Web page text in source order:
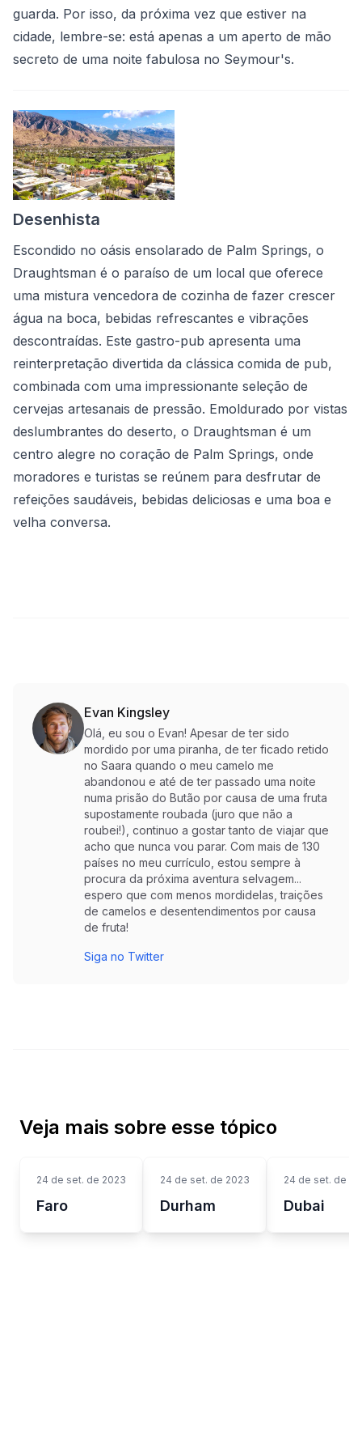
guarda. Por isso, da próxima vez que estiver na
cidade, lembre-se: está apenas a um aperto de mão
secreto de uma noite fabulosa no Seymour's.
Desenhista
Escondido no oásis ensolarado de Palm Springs, o
Draughtsman é o paraíso de um local que oferece
uma mistura vencedora de cozinha de fazer crescer
água na boca, bebidas refrescantes e vibrações
descontraídas. Este gastro-pub apresenta uma
reinterpretação divertida da clássica comida de pub,
combinada com uma impressionante seleção de
cervejas artesanais de pressão. Emoldurado por vistas
deslumbrantes do deserto, o Draughtsman é um
centro alegre no coração de Palm Springs, onde
moradores e turistas se reúnem para desfrutar de
refeições saudáveis, bebidas deliciosas e uma boa e
velha conversa.
Evan Kingsley
Olá, eu sou o Evan! Apesar de ter sido
mordido por uma piranha, de ter ficado retido
no Saara quando o meu camelo me
abandonou e até de ter passado uma noite
numa prisão do Butão por causa de uma fruta
supostamente roubada (juro que não a
roubei!), continuo a gostar tanto de viajar que
acho que nunca vou parar. Com mais de 130
países no meu currículo, estou sempre à
procura da próxima aventura selvagem...
espero que com menos mordidelas, traições
de camelos e desentendimentos por causa
de fruta!
Siga no Twitter
Veja mais sobre esse tópico
24 de set. de 2023
Faro
24 de set. de 2023
Durham
24 de set. de
Dubai